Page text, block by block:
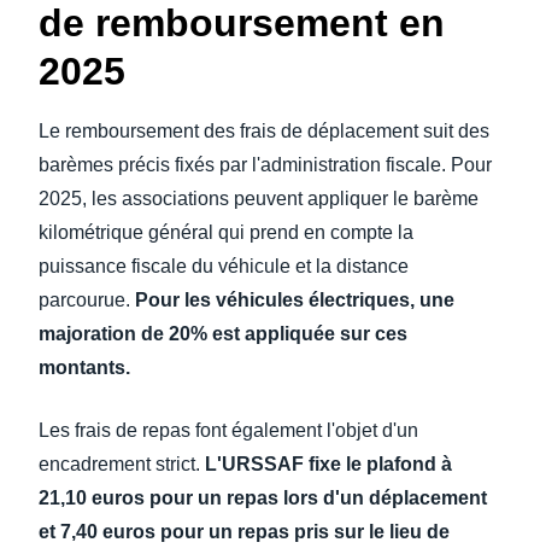
de remboursement en
2025
Le remboursement des frais de déplacement suit des
barèmes précis fixés par l'administration fiscale. Pour
2025, les associations peuvent appliquer le barème
kilométrique général qui prend en compte la
puissance fiscale du véhicule et la distance
parcourue. Pour les véhicules électriques, une
majoration de 20% est appliquée sur ces
montants.
Les frais de repas font également l'objet d'un
encadrement strict. L'URSSAF fixe le plafond à
21,10 euros pour un repas lors d'un déplacement
et 7,40 euros pour un repas pris sur le lieu de